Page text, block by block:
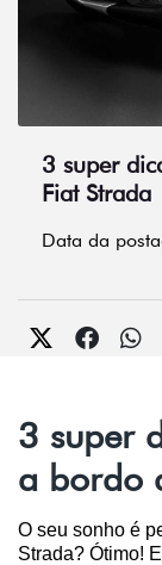
3 super
Fiat Strada
Data da
3 super
a bordo
O seu sonho é
Strada? Ótimo!